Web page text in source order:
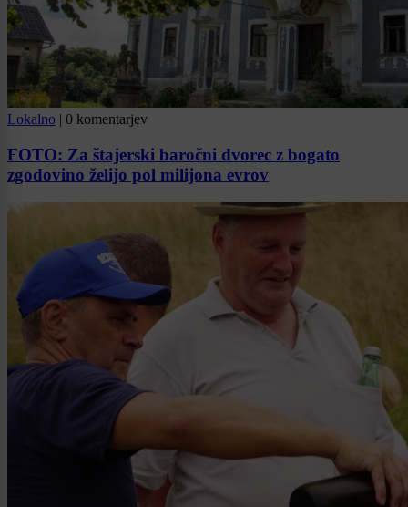
Lokalno | 0 komentarjev
FOTO: Za štajerski baročni dvorec z bogato
zgodovino želijo pol milijona evrov